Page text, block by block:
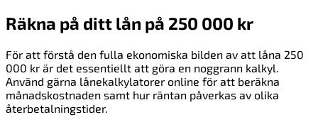
Räkna på ditt lån på 250 000 kr
För att förstå den fulla ekonomiska bilden av att låna 250
000 kr är det essentiellt att göra en noggrann kalkyl.
Använd gärna lånekalkylatorer online för att beräkna
månadskostnaden samt hur räntan påverkas av olika
återbetalningstider.